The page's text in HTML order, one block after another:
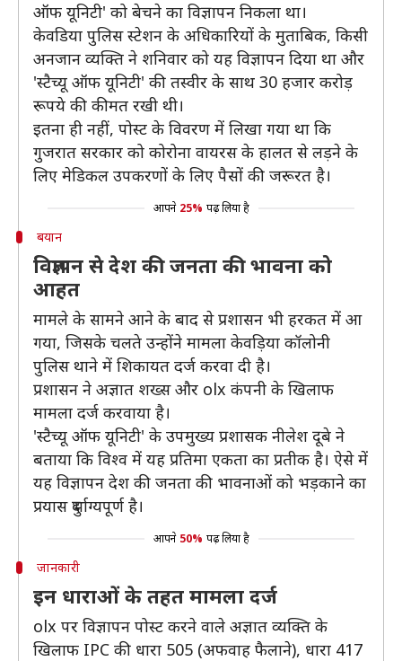
ऑफ यूनिटी' को बेचने का विज्ञापन निकला था।
केवडिया पुलिस स्टेशन के अधिकारियों के मुताबिक, किसी
अनजान व्यक्ति ने शनिवार को यह विज्ञापन दिया था और
'स्टैच्यू ऑफ यूनिटी' की तस्वीर के साथ 30 हजार करोड़
रूपये की कीमत रखी थी।
इतना ही नहीं, पोस्ट के विवरण में लिखा गया था कि
गुजरात सरकार को कोरोना वायरस के हालत से लड़ने के
लिए मेडिकल उपकरणों के लिए पैसों की जरूरत है।
आपने 25% पढ़ लिया है
बयान
विज्ञापन से देश की जनता की भावना को
आहत
मामले के सामने आने के बाद से प्रशासन भी हरकत में आ
गया, जिसके चलते उन्होंने मामला केवड़िया कॉलोनी
पुलिस थाने में शिकायत दर्ज करवा दी है।
प्रशासन ने अज्ञात शख्स और olx कंपनी के खिलाफ
मामला दर्ज करवाया है।
'स्टैच्यू ऑफ यूनिटी' के उपमुख्य प्रशासक नीलेश दूबे ने
बताया कि विश्व में यह प्रतिमा एकता का प्रतीक है। ऐसे में
यह विज्ञापन देश की जनता की भावनाओं को भड़काने का
प्रयास दुर्भाग्यपूर्ण है।
आपने 50% पढ़ लिया है
जानकारी
इन धाराओं के तहत मामला दर्ज
olx पर विज्ञापन पोस्ट करने वाले अज्ञात व्यक्ति के
खिलाफ IPC की धारा 505 (अफवाह फैलाने), धारा 417